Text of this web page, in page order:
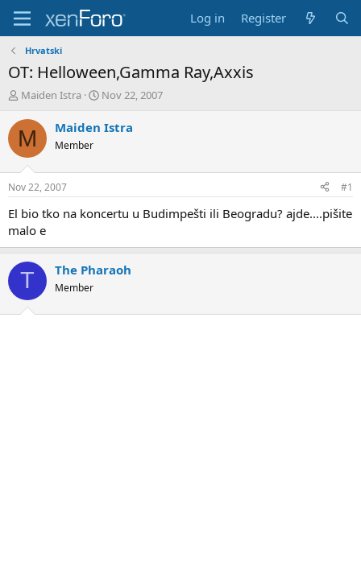
Log in Register
Hrvatski
OT: Helloween,Gamma Ray,Axxis
T
r
e
d
t
a
t
r
Maiden Istra
S
a
t
e
Nov 22, 2007
M Maiden Istra
Member
Nov 22, 2007 #1
El bio tko na koncertu u Budimpešti ili Beogradu? ajde....pišite
malo e
T The Pharaoh
Member